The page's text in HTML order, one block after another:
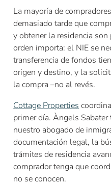
La mayoría de
demasiado tarde que
y obtener la residencia
orden importa: el NIE se
transferencia de fondos
origen y destino, y la
la compra –no al revés.
Cottage Properties
primer día. Àngels
nuestro abogado de
documentación legal, la
trámites de residencia
comprador tenga que
no se conocen.